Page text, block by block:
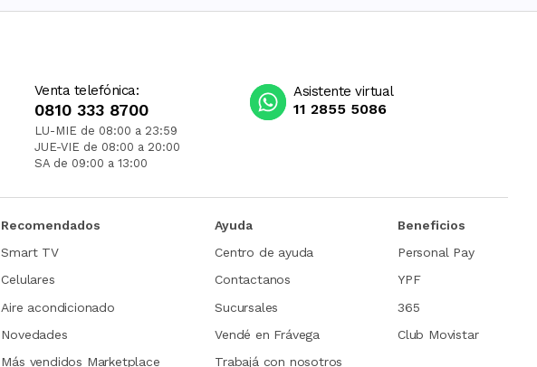
Venta telefónica:
0810 333 8700
LU-MIE de 08:00 a 23:59
JUE-VIE de 08:00 a 20:00
SA de 09:00 a 13:00
Asistente virtual
11 2855 5086
Recomendados
Smart TV
Celulares
Aire acondicionado
Novedades
Más vendidos Marketplace
Ayuda
Centro de ayuda
Contactanos
Sucursales
Vendé en Frávega
Trabajá con nosotros
Beneficios
Personal Pay
YPF
365
Club Movistar